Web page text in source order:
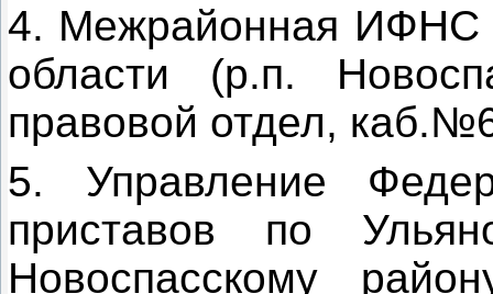
4. Межрайонная ИФНС
области (р.п.
правовой отдел,
5. Управление
приставов по
Новоспасскому